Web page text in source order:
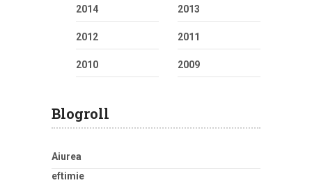
2014 2013
2012 2011
2010 2009
Blogroll
Aiurea
eftimie